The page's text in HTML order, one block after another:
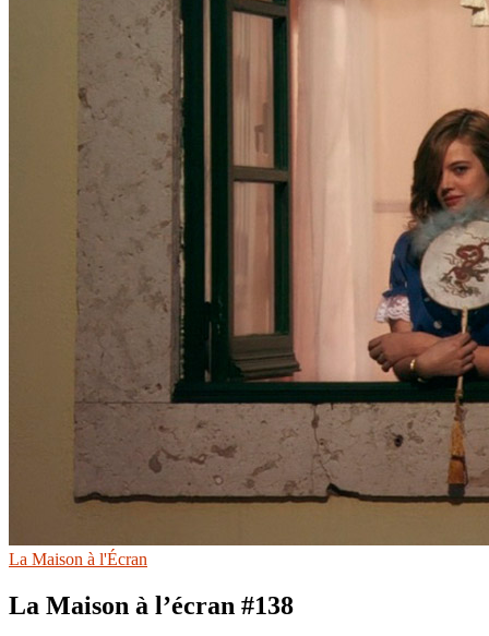
La Maison à l'Écran
La Maison à l’écran #138